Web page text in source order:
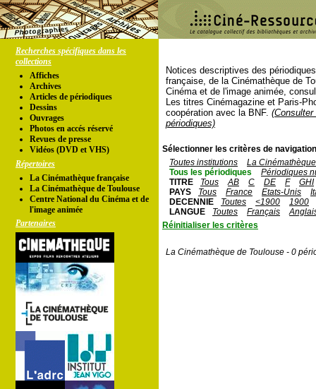
Recherches spécifiques dans les
collections
Affiches
Archives
Articles de périodiques
Dessins
Ouvrages
Photos en accés réservé
Revues de presse
Vidéos (DVD et VHS)
Répertoires
La Cinémathèque française
La Cinémathèque de Toulouse
Centre National du Cinéma et de
l'image animée
Partenaires
Notices descriptives des
française, de la Cinémathèque de
Cinéma et de l'image animée,
Les titres Cinémagazine et Paris-
coopération avec la BNF.
périodiques)
Sélectionner les critères de
Toutes institutions
La
Tous les périodiques
Périodiques
TITRE
Tous AB C DE F
GHI
PAYS
Tous France Etats-Unis
DECENNIE
Toutes <1900
1900
LANGUE
Toutes Français
Réinitialiser les critères
La Cinémathèque de Toulouse - 0